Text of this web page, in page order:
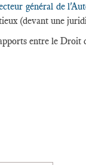
général de
(devant une
entre le